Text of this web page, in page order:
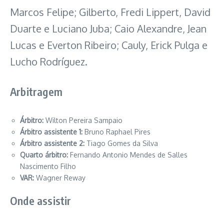
Marcos Felipe; Gilberto, Fredi Lippert, David
Duarte e Luciano Juba; Caio Alexandre, Jean
Lucas e Everton Ribeiro; Cauly, Erick Pulga e
Lucho Rodríguez.
Arbitragem
Árbitro: Wilton Pereira Sampaio
Árbitro assistente 1: Bruno Raphael Pires
Árbitro assistente 2: Tiago Gomes da Silva
Quarto árbitro: Fernando Antonio Mendes de Salles
Nascimento Filho
VAR: Wagner Reway
Onde assistir